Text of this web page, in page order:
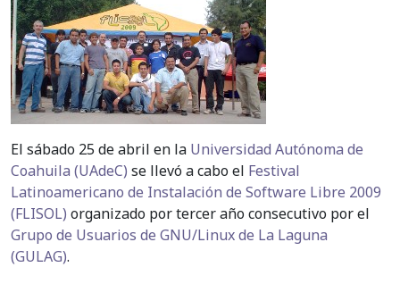
El sábado 25 de abril en la Universidad Autónoma de
Coahuila (UAdeC) se llevó a cabo el Festival
Latinoamericano de Instalación de Software Libre 2009
(FLISOL) organizado por tercer año consecutivo por el
Grupo de Usuarios de GNU/Linux de La Laguna
(GULAG).